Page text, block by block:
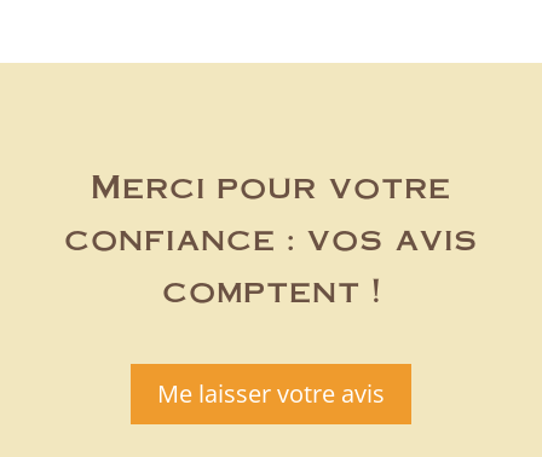
Merci pour votre
confiance : vos avis
comptent !
Me laisser votre avis